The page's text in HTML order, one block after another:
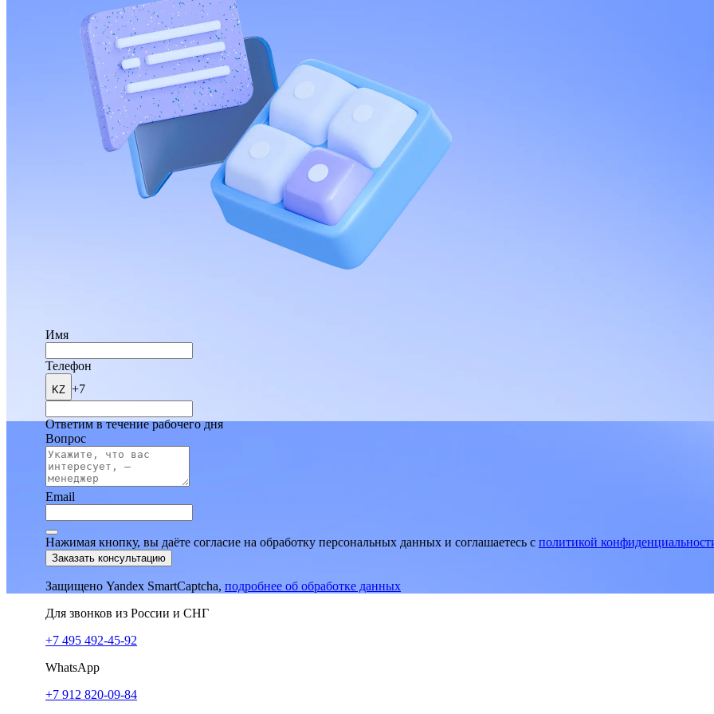
Имя
Телефон
KZ +7
Ответим в течение рабочего дня
Вопрос
Email
Нажимая кнопку, вы даёте согласие на обработку персональных данных и соглашаетесь c политикой
Заказать консультацию
Защищено Yandex SmartCaptcha, подробнее об обработке данных
Для звонков из России и СНГ
+7 495 492-45-92
WhatsApp
+7 912 820-09-84